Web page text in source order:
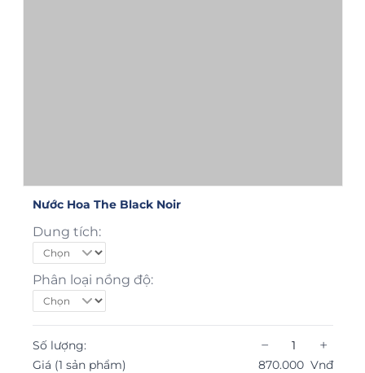
Nước Hoa The Black Noir
Dung tích:
Phân loại nồng độ:
Số lượng: − +
Giá (1 sản phẩm) 870.000 Vnđ